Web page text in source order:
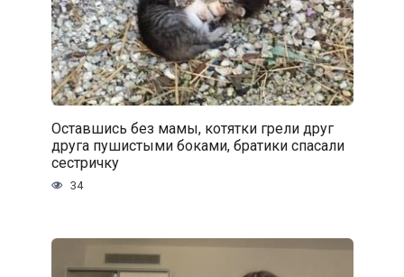
Оставшись без мамы, котятки грели друг
друга пушистыми боками, братики спасали
сестричку
34